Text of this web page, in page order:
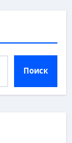
Поиск